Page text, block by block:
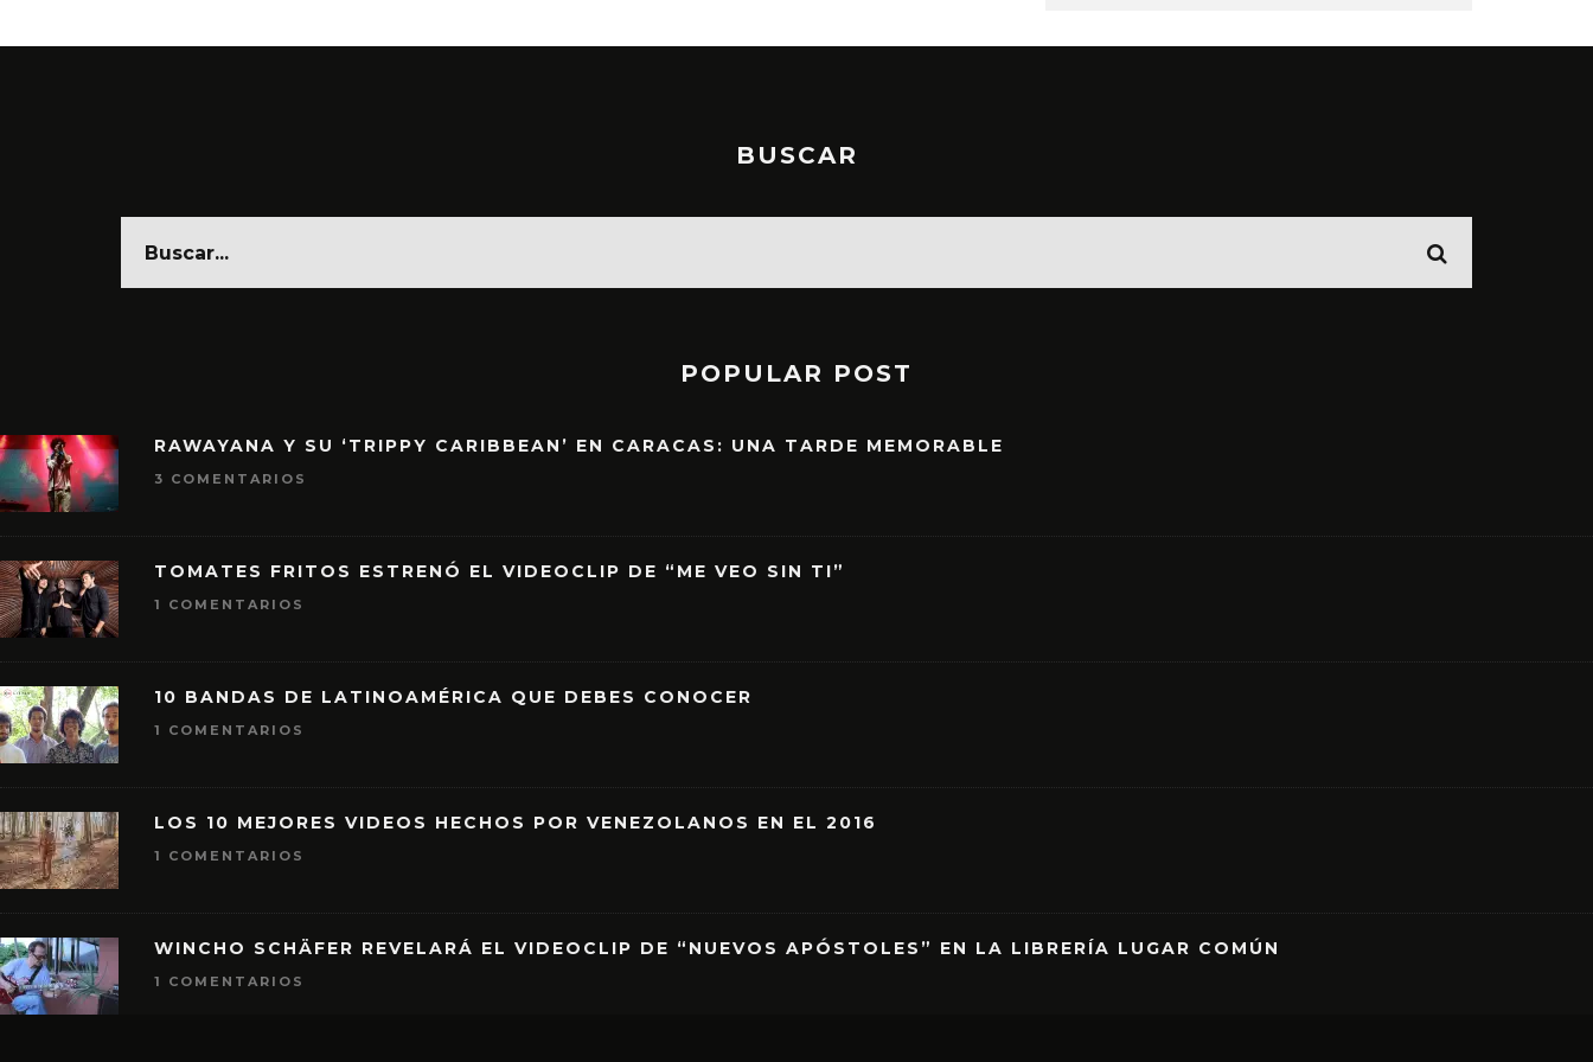
BUSCAR
POPULAR POST
RAWAYANA Y SU ‘TRIPPY CARIBBEAN’ EN CARACAS: UNA TARDE MEMORABLE
3 COMENTARIOS
TOMATES FRITOS ESTRENÓ EL VIDEOCLIP DE “ME VEO SIN TI”
1 COMENTARIOS
10 BANDAS DE LATINOAMÉRICA QUE DEBES CONOCER
1 COMENTARIOS
LOS 10 MEJORES VIDEOS HECHOS POR VENEZOLANOS EN EL 2016
1 COMENTARIOS
WINCHO SCHÄFER REVELARÁ EL VIDEOCLIP DE “NUEVOS APÓSTOLES” EN LA LIBRERÍA LUGAR COMÚN
1 COMENTARIOS